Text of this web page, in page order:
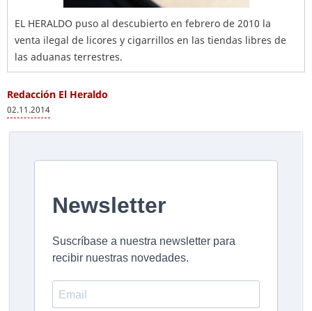
EL HERALDO puso al descubierto en febrero de 2010 la
venta ilegal de licores y cigarrillos en las tiendas libres de
las aduanas terrestres.
Redacción El Heraldo
02.11.2014